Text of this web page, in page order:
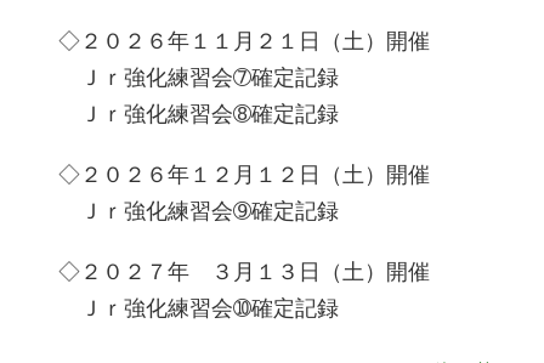
◇２０２６年１１月２１日（土）開催
Ｊｒ強化練習会➆確定記録
Ｊｒ強化練習会➇確定記録
◇２０２６年１２月１２日（土）開催
Ｊｒ強化練習会➈確定記録
◇２０２７年 ３月１３日（土）開催
Ｊｒ強化練習会➉確定記録